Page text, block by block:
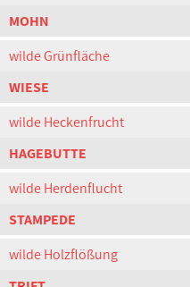
MOHN
wilde Grünfläche
WIESE
wilde Heckenfrucht
HAGEBUTTE
wilde Herdenflucht
STAMPEDE
wilde Holzflößung